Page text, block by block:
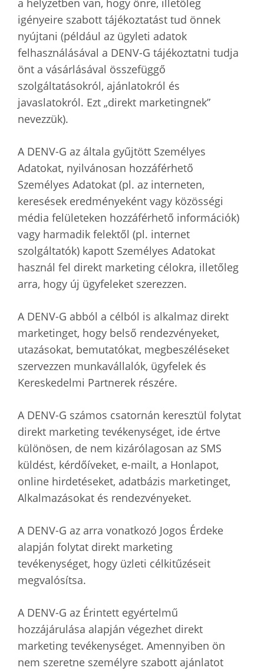
a helyzetben van, hogy önre, illetőleg
igényeire szabott tájékoztatást tud önnek
nyújtani (például az ügyleti adatok
felhasználásával a DENV-G tájékoztatni tudja
önt a vásárlásával összefüggő
szolgáltatásokról, ajánlatokról és
javaslatokról. Ezt „direkt marketingnek”
nevezzük).
A DENV-G az általa gyűjtött Személyes
Adatokat, nyilvánosan hozzáférhető
Személyes Adatokat (pl. az interneten,
keresések eredményeként vagy közösségi
média felületeken hozzáférhető információk)
vagy harmadik felektől (pl. internet
szolgáltatók) kapott Személyes Adatokat
használ fel direkt marketing célokra, illetőleg
arra, hogy új ügyfeleket szerezzen.
A DENV-G abból a célból is alkalmaz direkt
marketinget, hogy belső rendezvényeket,
utazásokat, bemutatókat, megbeszéléseket
szervezzen munkavállalók, ügyfelek és
Kereskedelmi Partnerek részére.
A DENV-G számos csatornán keresztül folytat
direkt marketing tevékenységet, ide értve
különösen, de nem kizárólagosan az SMS
küldést, kérdőíveket, e-mailt, a Honlapot,
online hirdetéseket, adatbázis marketinget,
Alkalmazásokat és rendezvényeket.
A DENV-G az arra vonatkozó Jogos Érdeke
alapján folytat direkt marketing
tevékenységet, hogy üzleti célkitűzéseit
megvalósítsa.
A DENV-G az Érintett egyértelmű
hozzájárulása alapján végezhet direkt
marketing tevékenységet. Amennyiben ön
nem szeretne személyre szabott ajánlatot